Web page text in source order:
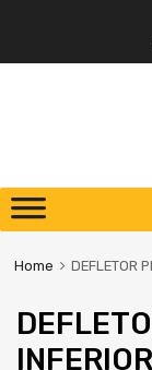
Home DEFLETOR